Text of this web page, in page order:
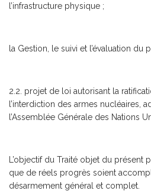
l’infrastructure physique ;
la Gestion, le suivi et l’évaluation du
2.2. projet de loi autorisant la
l’interdiction des armes nucléaires,
l’Assemblée Générale des Nations
L’objectif du Traité objet du présent
que de réels progrès soient
désarmement général et complet.